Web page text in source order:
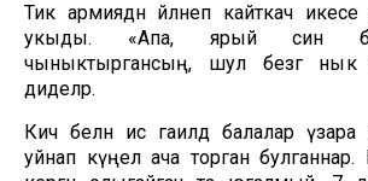
Тик армиядән әйләнеп кайткач икесе
укыды. «Апа, ярый син
чыныктыргансың, шул безгә нык
диделәр.
Кич белән исә гаиләдә балалар
уйнап күңел ача торган булганнар.